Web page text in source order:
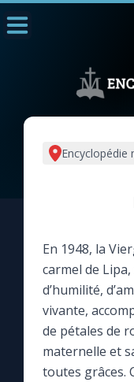
L'actualité de la
La chaîne
La newsletter
La vidéo de la
Encyclopédie
En 1948, la
carmel de
d’humilité,
vivante,
de pétales de
maternelle et
toutes grâces.